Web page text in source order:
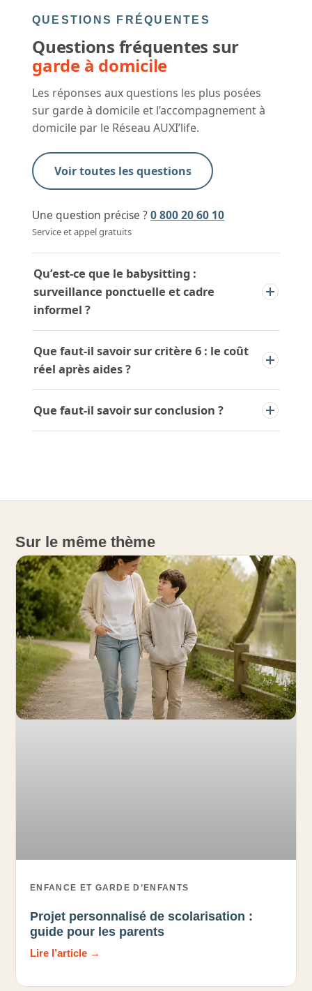
QUESTIONS FRÉQUENTES
Questions fréquentes sur
garde à domicile
Les réponses aux questions les plus posées
sur garde à domicile et l’accompagnement à
domicile par le Réseau AUXI’life.
Voir toutes les questions
Une question précise ?0 800 20 60 10
Service et appel gratuits
Qu’est-ce que le babysitting :
surveillance ponctuelle et cadre
informel ?
Que faut-il savoir sur critère 6 : le coût
réel après aides ?
Que faut-il savoir sur conclusion ?
Sur le même thème
ENFANCE ET GARDE D’ENFANTS
Projet personnalisé de scolarisation :
guide pour les parents
Lire l’article →